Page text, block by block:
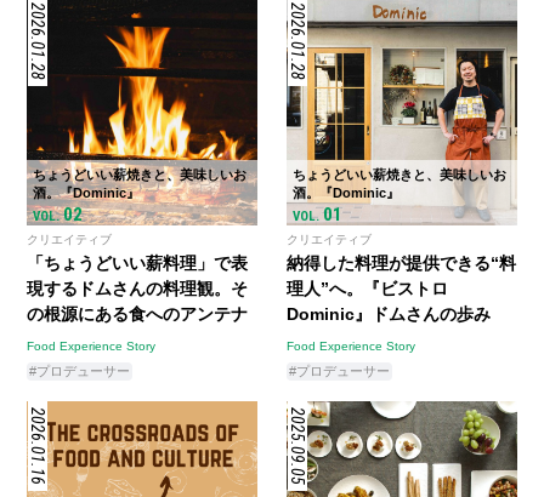
2026.01.28
ちょうどいい薪焼きと、美味しいお
酒。『Dominic』
VOL.02
クリエイティブ
「ちょうどいい薪料理」で表
現するドムさんの料理観。そ
の根源にある食へのアンテナ
Food Experience Story
#プロデューサー
2026.01.28
ちょうどいい薪焼きと、美味しいお
酒。『Dominic』
VOL.01
クリエイティブ
納得した料理が提供できる“料
理人”へ。『ビストロ
Dominic』ドムさんの歩み
Food Experience Story
#プロデューサー
2026.01.16 2025.09.05